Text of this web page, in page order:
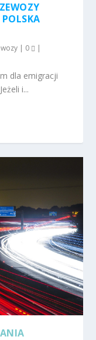
| 0 |
dla emigracji
i...